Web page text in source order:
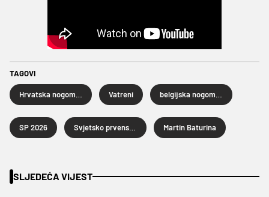
TAGOVI
Vatreni
SP 2026 Martin Baturina
SLJEDEĆA VIJEST